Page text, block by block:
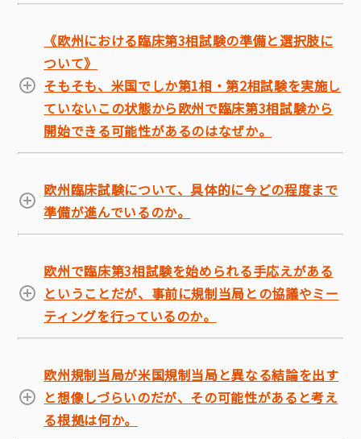
《欧州における臨床第3相試験の準備と選択肢に
ついて》
そもそも、米国でしか第1相・第2相試験を実施し
ていないこの状態から欧州で臨床第3相試験から
開始できる可能性があるのはなぜか。
欧州臨床試験について、具体的に今どの程度まで
準備が進んでいるのか。
欧州で臨床第3相試験を始められる手応えがある
ということだが、事前に規制当局との協議やミー
ティングを行っているのか。
欧州規制当局が米国規制当局と異なる結論を出す
と想像しづらいのだが、その可能性があると考え
る根拠は何か。